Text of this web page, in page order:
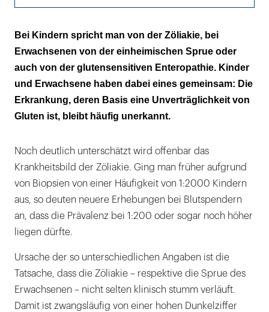
Zöliakie – eine Autoimmunerkrankung
Genetische Grundlagen
Klinische Symptomatik
Diagnostik
Besondere Situation bei Kindern
Zusätzlich häufig auch
Laktoseunverträglichkeit
Bei Kindern spricht man von der Zöliakie, bei
Erwachsenen von der einheimischen Sprue oder
auch von der glutensensitiven Enteropathie. Kinder
und Erwachsene haben dabei eines gemeinsam: Die
Erkrankung, deren Basis eine Unverträglichkeit von
Gluten ist, bleibt häufig unerkannt.
Noch deutlich unterschätzt wird offenbar das
Krankheitsbild der Zöliakie. Ging man früher aufgrund
von Biopsien von einer Häufigkeit von 1:2000 Kindern
aus, so deuten neuere Erhebungen bei Blutspendern
an, dass die Prävalenz bei 1:200 oder sogar noch höher
liegen dürfte.
Ursache der so unterschiedlichen Angaben ist die
Tatsache, dass die Zöliakie – respektive die Sprue des
Erwachsenen – nicht selten klinisch stumm verläuft.
Damit ist zwangsläufig von einer hohen Dunkelziffer